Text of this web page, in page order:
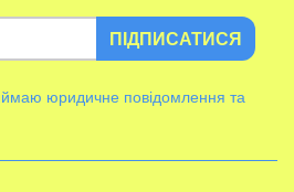
ПІДПИСАТИСЯ
юридичне повідомлення та